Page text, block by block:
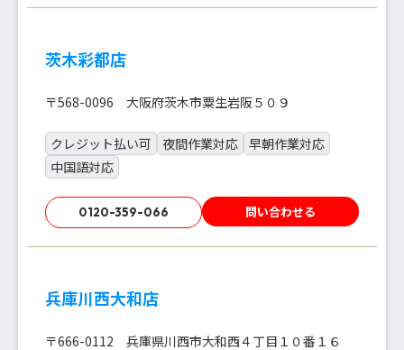
茨木彩都店
〒568-0096 大阪府茨木市粟生岩阪５０９
クレジット払い可 夜間作業対応 早朝作業対応
中国語対応
0120-359-066 問い合わせる
兵庫川西大和店
〒666-0112 兵庫県川西市大和西４丁目１０番１６